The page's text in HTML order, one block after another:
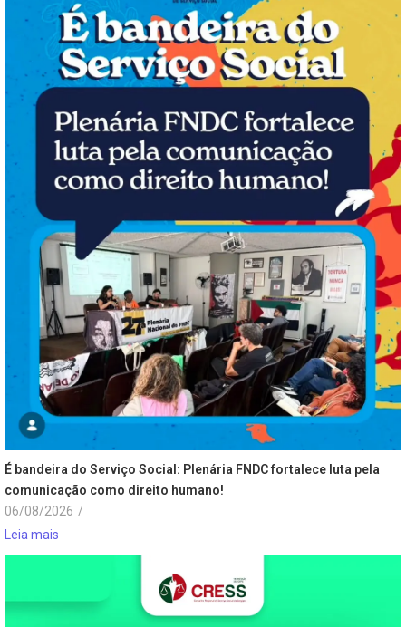
É bandeira do Serviço Social: Plenária FNDC fortalece luta pela
comunicação como direito humano!
06/08/2026 /
Leia mais